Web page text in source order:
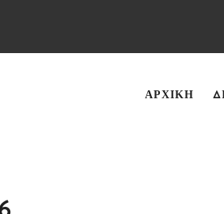
ΑΡΧΙΚΉ